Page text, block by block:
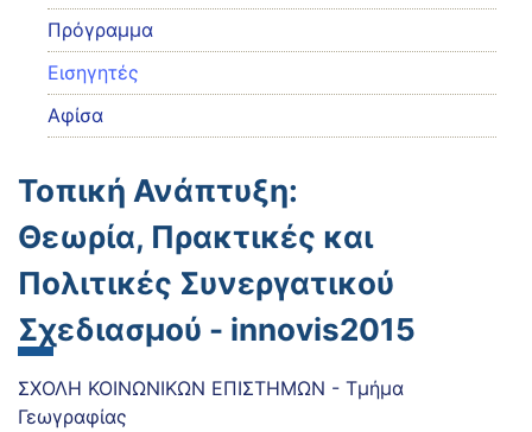
Πρόγραμμα
Εισηγητές
Αφίσα
Τοπική Ανάπτυξη:
Θεωρία, Πρακτικές και
Πολιτικές Συνεργατικού
Σχεδιασμού - innovis2015
ΣΧΟΛΗ ΚΟΙΝΩΝΙΚΩΝ ΕΠΙΣΤΗΜΩΝ - Τμήμα
Γεωγραφίας